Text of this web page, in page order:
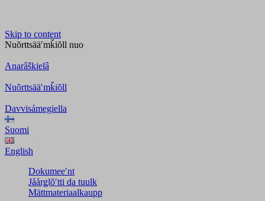
Skip to content
Nuõrttsääʹmǩiõll nuo
Anarâškielâ
Nuõrttsääʹmǩiõll
Davvisámegiella
Suomi
English
Dokumeeʹnt
Jåårǥlõʹtti da tuulk
Mättmateriaalkaupp